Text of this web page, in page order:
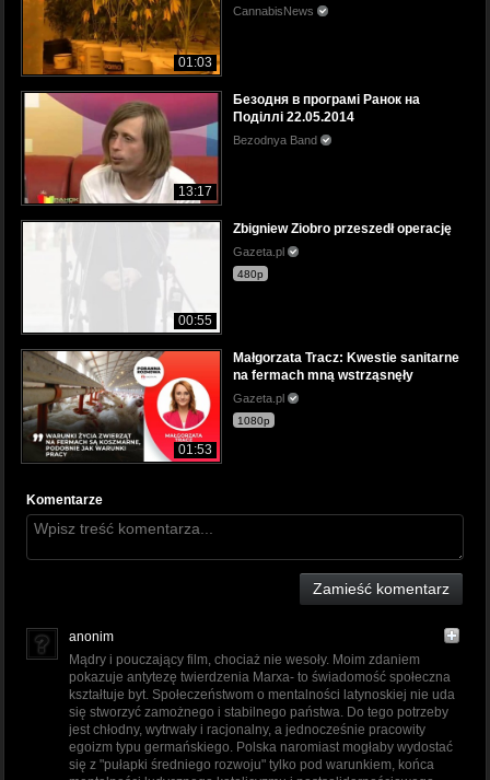
01:03
CannabisNews
13:17
Безодня в програмі Ранок на
Поділлі 22.05.2014
Bezodnya Band
00:55
Zbigniew Ziobro przeszedł operację
Gazeta.pl
480p
01:53
Małgorzata Tracz: Kwestie sanitarne
na fermach mną wstrząsnęły
Gazeta.pl
1080p
Komentarze
Zamieść komentarz
anonim
Mądry i pouczający film, chociaż nie wesoły. Moim zdaniem
pokazuje antytezę twierdzenia Marxa- to świadomość społeczna
kształtuje byt. Społeczeństwom o mentalności latynoskiej nie uda
się stworzyć zamożnego i stabilnego państwa. Do tego potrzeby
jest chłodny, wytrwały i racjonalny, a jednocześnie pracowity
egoizm typu germańskiego. Polska naromiast mogłaby wydostać
się z "pułapki średniego rozwoju" tylko pod warunkiem, końca